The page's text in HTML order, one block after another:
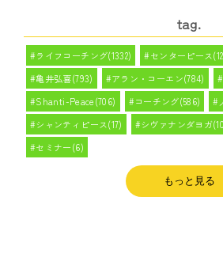
tag.
ライフコーチング(1332) センターピース
亀井弘喜(793)
アラン・コーエン(784)
Shanti-Peace(706)
コーチング(586)
シャンティピース(17)
シヴァナンダヨガ
セミナー(6)
もっと見る